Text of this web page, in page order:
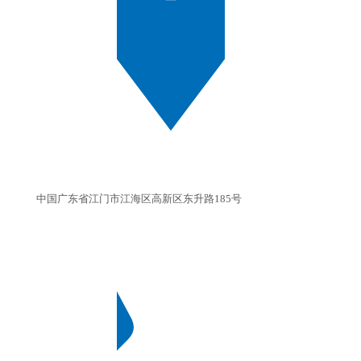
中国广东省江门市江海区高新区东升路185号